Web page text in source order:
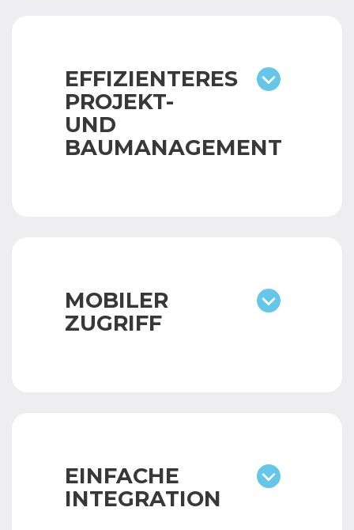
EFFIZIENTERES
PROJEKT-
UND
BAUMANAGEMENT
MOBILER
ZUGRIFF
EINFACHE
INTEGRATION